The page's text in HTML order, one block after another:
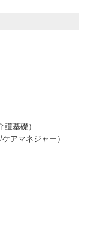
基礎）
アマネジャー）